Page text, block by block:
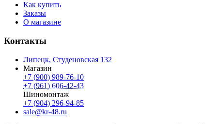
Как купить
Заказы
О магазине
Контакты
Липецк, Студеновская 132
Магазин
+7 (900) 989-76-10
+7 (961) 606-42-43
Шиномонтаж
+7 (904) 296-94-85
sale@kr-48.ru